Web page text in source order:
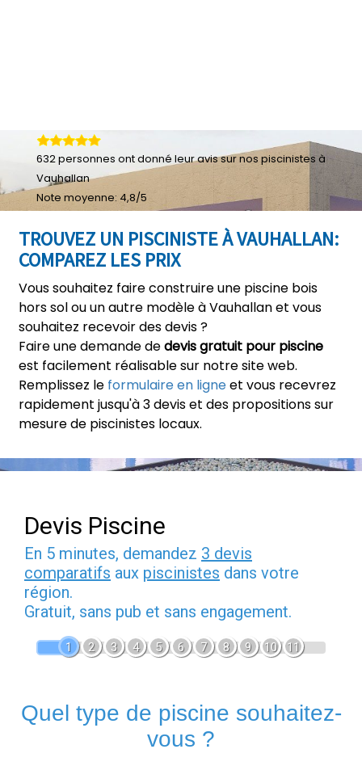
TROUVEZ UN PISCINISTE À VAUHALLAN:
COMPAREZ LES PRIX
Vous souhaitez faire construire une piscine bois
hors sol ou un autre modèle à Vauhallan et vous
souhaitez recevoir des devis ?
Faire une demande dedevis gratuit pour piscine
est facilement réalisable sur notre site web.
Remplissez le formulaire en ligneet vous recevrez
rapidement jusqu'à 3 devis et des propositions sur
mesure de piscinistes locaux.
632personnes ont donné leuravis sur nos piscinistes à
Vauhallan
Note moyenne: 4,8/5
Devis Piscine
En 5 minutes, demandez 3 devis
comparatifs aux piscinistes dans votre
région.
Gratuit, sans pub et sans engagement.
1 2 3 4 5 6 7 8 9 10 11
Quel type de piscine souhaitez-
vous ?